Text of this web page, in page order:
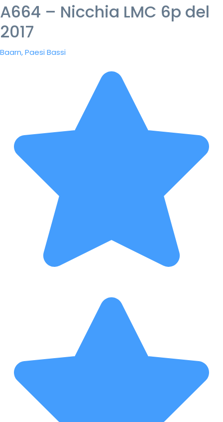
A664 – Nicchia LMC 6p del
2017
Baarn, Paesi Bassi